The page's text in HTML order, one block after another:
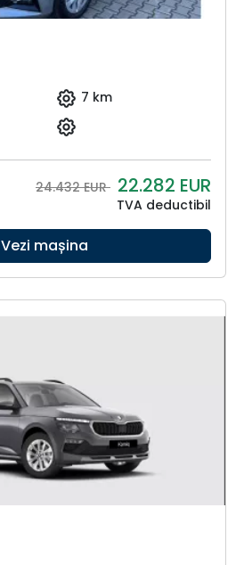
7 km
24.432 EUR 22.282 EUR
TVA deductibil
Vezi mașina